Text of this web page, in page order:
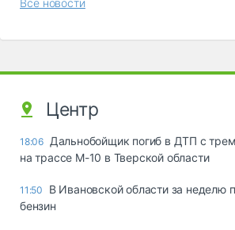
Все новости
Центр
18:06 Дальнобойщик погиб в ДТП с
на трассе М-10 в Тверской области
11:50
В Ивановской области за неделю
бензин